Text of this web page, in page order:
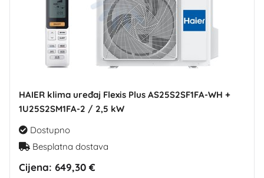
HAIER klima uređaj Flexis Plus AS25S2SF1FA-WH +
1U25S2SM1FA-2 / 2,5 kW
Dostupno
Besplatna dostava
Cijena: 649,30 €